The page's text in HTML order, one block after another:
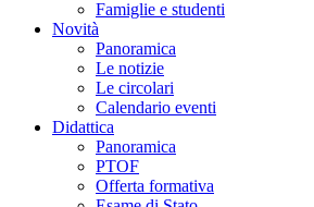
Famiglie e studenti
Novità
Panoramica
Le notizie
Le circolari
Calendario eventi
Didattica
Panoramica
PTOF
Offerta formativa